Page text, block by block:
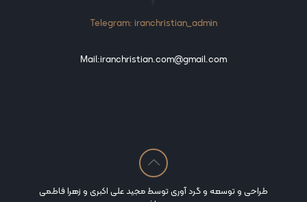
Telegram: iranchristian_admin
Mail:iranchristian.com@gmail.com
طراحی و توسعه و گرد آوری توسط مجید علی اکبری و زهرا فاطمی